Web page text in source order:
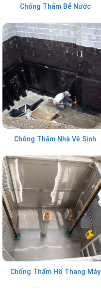
Chống Thấm Bể Nước
Chống Thấm Nhà Vệ Sinh
Chống Thấm Hố Thang Máy